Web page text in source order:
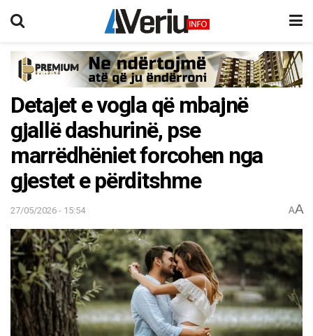
Detajet e vogla që mbajnë
gjallë dashurinë, pse
marrëdhëniet forcohen nga
gjestet e përditshme
27/05/2026 - 15:54 AA